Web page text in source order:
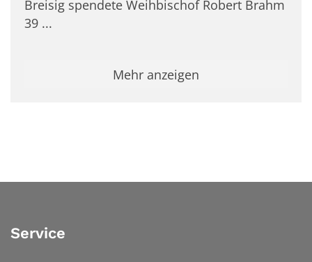
Breisig spendete Weihbischof Robert Brahm
39 ...
Mehr anzeigen
Service